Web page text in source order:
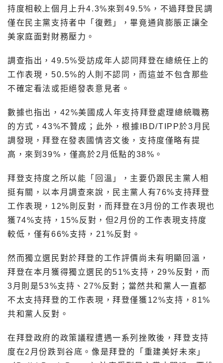
持度相較上個月上升4.3%來到49.5%，不過拜登民調
僅在民主黨支持者中「復甦」，畢竟通貨膨脹正讓全
美家庭面對財務壓力。
調查指出，49.5%受訪成年人認同拜登在總統任上的
工作表現，50.5%的人則不認同，而這並不包含那些
不確定看法或拒絕發表意見者。
數據也指出，42%美國成人年支持拜登處理總統職務
的方式，43%不贊成；此外，根據IBD/TIPP於3月民
調發現，拜登在發表國情咨文後，支持度僅略有提
高，來到39%，僅高於2月低點的38%。
拜登支持度之所以能「回溫」，主要仍跟民主黨人相
挺有關，以本月調查來說，民主黨人有76%支持拜登
工作表現，12%則反對，而拜登在3月份的工作表現也
獲74%支持，15%反對，但2月份的工作表現支持度
較低，僅有66%支持，21%反對。
然而獨立選民對於拜登的工作評價尚未有明顯回溫，
拜登在本月獲得獨立選民的51%支持，29%反對，而
3月則是53%支持、27%反對；當然共和黨人一直都
不太支持拜登的工作表現，拜登僅獲12%支持，81%
共和黨人反對。
在拜登政府的政策議程遭遇一系列挫敗後，拜登支持
度在2月份跌到谷底。像是拜登的「重建美好未來」